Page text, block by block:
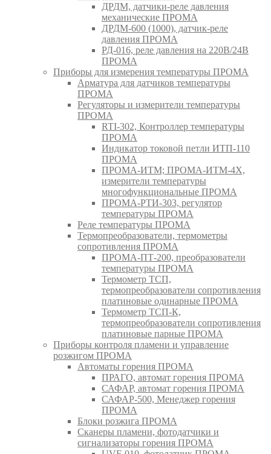
ДРДМ, датчики-реле давления
механические ПРОМА
ДРДМ-600 (1000), датчик-реле
давления ПРОМА
РД-016, реле давления на 220В/24В
ПРОМА
Приборы для измерения температуры ПРОМА
Арматура для датчиков температуры
ПРОМА
Регуляторы и измерители температуры
ПРОМА
RTI-302, Контроллер температуры
ПРОМА
Индикатор токовой петли ИТП-110
ПРОМА
ПРОМА-ИТМ; ПРОМА-ИТМ-4Х,
измерители температуры
многофункциональные ПРОМА
ПРОМА-РТИ-303, регулятор
температуры ПРОМА
Реле температуры ПРОМА
Термопреобразователи, термометры
сопротивления ПРОМА
ПРОМА-ПТ-200, преобразователи
температуры ПРОМА
Термометр ТСП,
термопреобразователи сопротивления
платиновые одинарные ПРОМА
Термометр ТСП-К,
термопреобразователи сопротивления
платиновые парные ПРОМА
Приборы контроля пламени и управление
розжигом ПРОМА
Автоматы горения ПРОМА
ПРАГО, автомат горения ПРОМА
САФАР, автомат горения ПРОМА
САФАР-500, Менеджер горения
ПРОМА
Блоки розжига ПРОМА
Сканеры пламени, фотодатчики и
сигнализаторы горения ПРОМА